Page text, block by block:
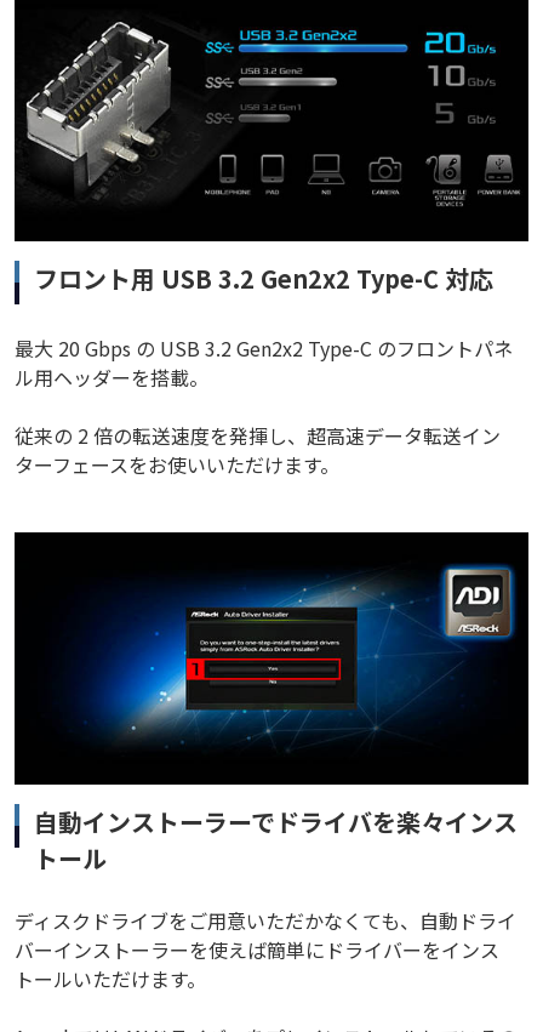
フロント用 USB 3.2 Gen2x2 Type-C 対応
最大 20 Gbps の USB 3.2 Gen2x2 Type-C のフロントパネ
ル用ヘッダーを搭載。
従来の 2 倍の転送速度を発揮し、超高速データ転送イン
ターフェースをお使いいただけます。
自動インストーラーでドライバを楽々インス
トール
ディスクドライブをご用意いただかなくても、自動ドライ
バーインストーラーを使えば簡単にドライバーをインス
トールいただけます。